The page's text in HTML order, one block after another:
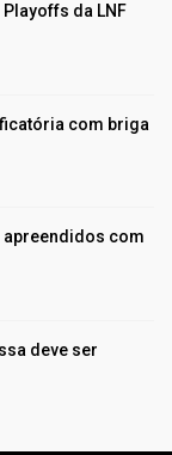
da LNF
com briga
apreendidos com
deve ser